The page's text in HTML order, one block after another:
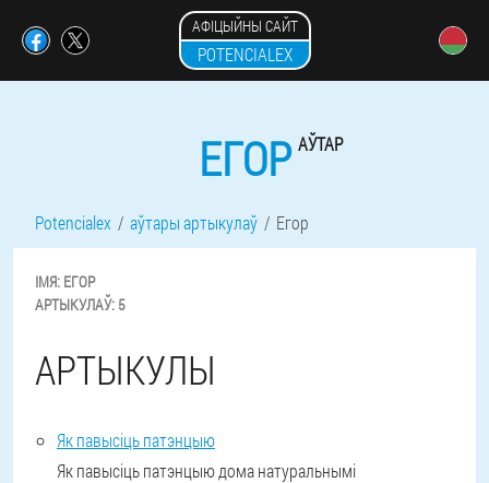
АФІЦЫЙНЫ САЙТ
POTENCIALEX
ЕГОР АЎТАР
Potencialex аўтары артыкулаў Егор
ІМЯ: ЕГОР
АРТЫКУЛАЎ: 5
АРТЫКУЛЫ
Як павысіць патэнцыю
Як павысіць патэнцыю дома натуральнымі